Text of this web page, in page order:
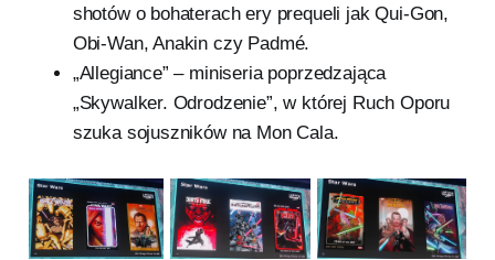
shotów o bohaterach ery prequeli jak Qui-Gon,
Obi-Wan, Anakin czy Padmé.
„Allegiance” – miniseria poprzedzająca
„Skywalker. Odrodzenie”, w której Ruch Oporu
szuka sojuszników na Mon Cala.